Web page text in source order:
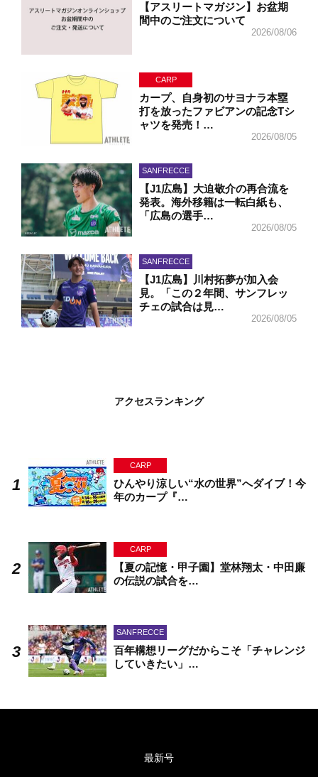
【アスリートマガジン】お盆期
間中のご注文について
2026/08/06
CARP
カープ、自身初のサヨナラ本塁
打を放ったファビアンの記念Tシ
ャツを発売！…
2026/08/05
SANFRECCE
【J1広島】大迫敬介の再合流を
発表。海外移籍は一転白紙も、
「広島の選手…
2026/08/05
SANFRECCE
【J1広島】川村拓夢が加入会
見。「この２年間、サンフレッ
チェの試合は見…
2026/08/05
アクセスランキング
CARP
ひんやり涼しい“水の世界”へダイブ！今
年のカープ『…
CARP
【夏の記憶・甲子園】堂林翔太・中田廉
の伝説の試合を…
SANFRECCE
百年構想リーグだからこそ「チャレンジ
していきたい」…
最新号